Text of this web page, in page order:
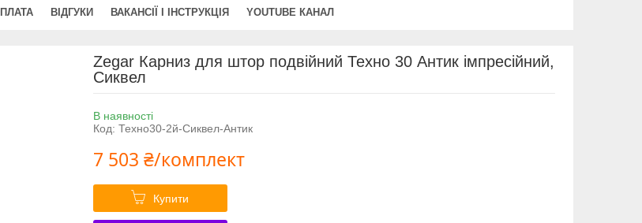
ВІДГУКИ ВАКАНСІЇ І ІНСТРУКЦІЯ YOUTUBE КАНАЛ
Zegar Карниз для штор подвійний Техно 30 Антик імпресійний,
Сиквел
В наявності
Код: Техно30-2й-Сиквел-Антик
7 503 ₴/комплект
Купити